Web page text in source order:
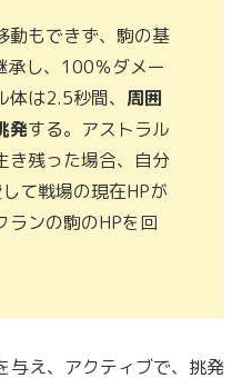
動もできず、駒の基
し、100％ダメー
は2.5秒間、 周囲
発する。アストラル
き残った場合、自分
て戦場の現在HPが
ランの駒のHPを回
与え、アクティブで、挑発